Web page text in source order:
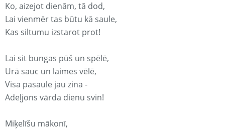
Ko, aizejot dienām, tā dod,
Lai vienmēr tas būtu kā saule,
Kas siltumu izstarot prot!
Lai sit bungas pūš un spēlē,
Urā sauc un laimes vēlē,
Visa pasaule jau zina -
Adeļjons vārda dienu svin!
Miķelīšu mākonī,